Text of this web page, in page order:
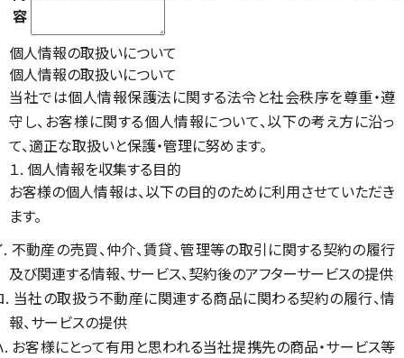
容
個人情報の取扱いについて
個人情報の取扱いについて
当社では個人情報保護法に関する法令と社会秩序を尊重・遵
守し、お客様に関する個人情報について、以下の考え方に沿っ
て、適正な取扱いと保護・管理に努めます。
１. 個人情報を収集する目的
お客様の個人情報は、以下の目的のために利用させていただき
ます。
. 不動産の売買、仲介、賃貸、管理等の取引に関する契約の履行
及び関連する情報、サービス、契約後のアフターサービスの提供
. 当社の取扱う不動産に関連する商品に関わる契約の履行、情
報、サービスの提供
. お客様にとって有用と思われる当社提携先の商品・サービス等